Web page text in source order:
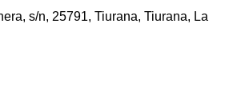
s/n, 25791, Tiurana, Tiurana, La